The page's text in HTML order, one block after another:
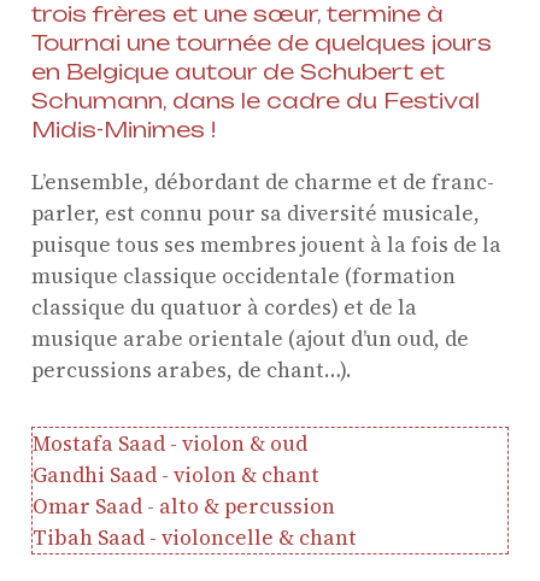
trois frères et une sœur, termine à
Tournai une tournée de quelques jours
en Belgique autour de Schubert et
Schumann, dans le cadre du Festival
Midis-Minimes !
L’ensemble, débordant de charme et de franc-
parler, est connu pour sa diversité musicale,
puisque tous ses membres jouent à la fois de la
musique classique occidentale (formation
classique du quatuor à cordes) et de la
musique arabe orientale (ajout d’un oud, de
percussions arabes, de chant…).
Mostafa Saad - violon & oud
Gandhi Saad - violon & chant
Omar Saad - alto & percussion
Tibah Saad - violoncelle & chant
ProQuartet - Centre
Européen de Musique de
Chambre
Résidence jeunes
interprètes